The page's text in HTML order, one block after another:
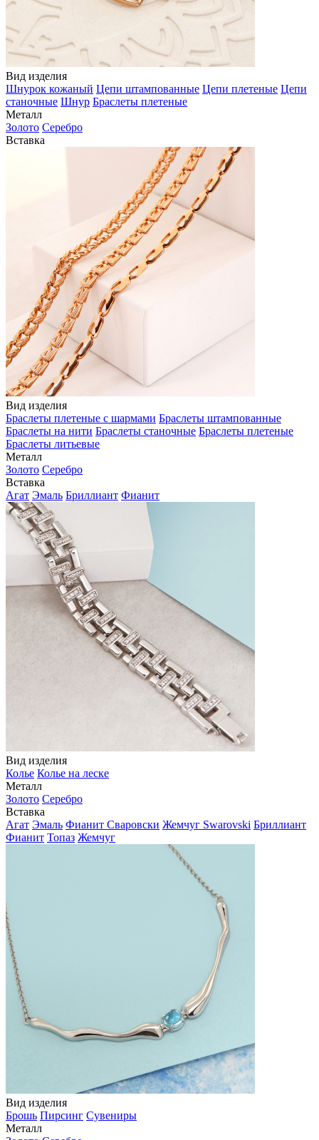
Вид изделия
Шнурок кожаный Цепи штампованные Цепи плетеные Цепи
станочные Шнур Браслеты плетеные
Металл
Золото Серебро
Вставка
Вид изделия
Браслеты плетеные с шармами Браслеты штампованные
Браслеты на нити Браслеты станочные Браслеты плетеные
Браслеты литьевые
Металл
Золото Серебро
Вставка
Агат Эмаль Бриллиант Фианит
Вид изделия
Колье Колье на леске
Металл
Золото Серебро
Вставка
Агат Эмаль Фианит Сваровски Жемчуг Swarovski Бриллиант
Фианит Топаз Жемчуг
Вид изделия
Брошь Пирсинг Сувениры
Металл